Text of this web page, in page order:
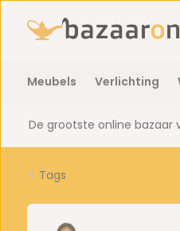
Meubels Verlichting
De grootste online bazaar
Tags